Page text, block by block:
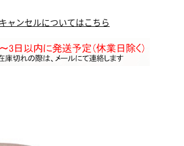
ャンセルについてはこちら